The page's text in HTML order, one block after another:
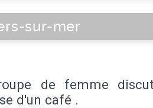
sur-mer
de femme
d'un café .